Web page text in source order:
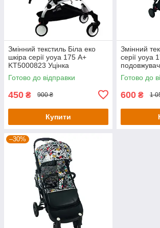
Змінний текстиль Біла еко
шкіра серії yoya 175 А+
KT5000823 Уцінка
Готово до відправки
450 ₴ 900 ₴
Купити
Змінний
серії yoya
KT5000721
Готово до
600 ₴ 1
–30%